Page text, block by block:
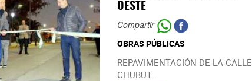
OESTE
Compartir
OBRAS PÚBLICAS
REPAVIMENTACIÓN DE LA CALLE
CHUBUT...